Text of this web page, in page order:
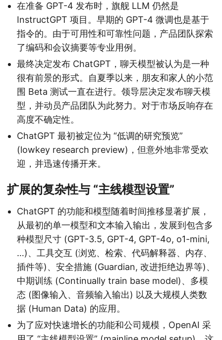
在准备 GPT-4 发布时，旗舰 LLM 仍然是
InstructGPT 项目。早期的 GPT-4 微调也是基于
指令的。由于可用性和可靠性问题，产品团队探索
了编码和会议摘要等专业用例。
最终决定发布 ChatGPT，聊天模型被认为是一种
很有前景的形式。自夏季以来，朋友和家人的小范
围 Beta 测试一直在进行。领导层决定发布聊天模
型，并动员产品团队为此努力。对于市场反响存在
高度不确定性。
ChatGPT 最初被定位为 “低调的研究预览”
(lowkey research preview)，但意外地非常受欢
迎，并迅速传播开来。
扩展的复杂性与 “主线模型设置”
ChatGPT 的功能和模型随着时间推移显著扩展，
从最初的单一模型和文本输入输出，发展到包含多
种模型尺寸 (GPT-3.5, GPT-4, GPT-4o, o1-mini,
…)、工具交互 (浏览、检索、代码解释器、内存、
插件等)、安全措施 (Guardian, 改进拒绝边界等)、
中期训练 (Continually train base model)、多模
态 (图像输入、音频输入输出) 以及大规模人类数
据 (Human Data) 的应用。
为了应对快速增长的功能和公司规模，OpenAI 采